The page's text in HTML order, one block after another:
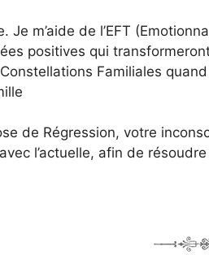
Je m’aide de l’EFT
positives qui
Familiales
de Régression, votre
l’actuelle, afin de